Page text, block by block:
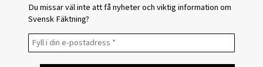
Du missar väl inte att få nyheter och viktig information om
Svensk Fäktning?